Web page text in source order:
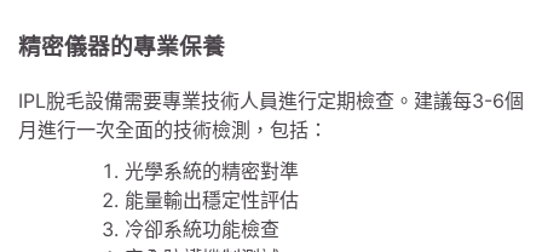
精密儀器的專業保養
IPL脫毛設備需要專業技術人員進行定期檢查。建議每3-6個
月進行一次全面的技術檢測，包括：
光學系統的精密對準
能量輸出穩定性評估
冷卻系統功能檢查